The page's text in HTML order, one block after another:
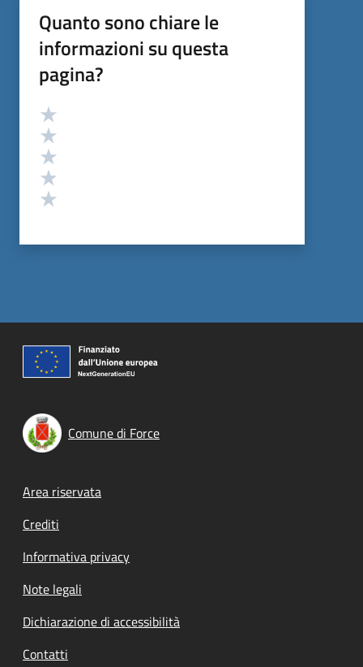
Quanto sono chiare le
informazioni su questa
pagina?
Valutazione
Comune di Force
Footer menu
Area riservata
Crediti
Informativa privacy
Note legali
Dichiarazione di accessibilità
Contatti